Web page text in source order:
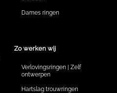
Dames ringen
Zo werken wij
Verlovingsringen | Zelf
ontwerpen
Hartslag trouwringen